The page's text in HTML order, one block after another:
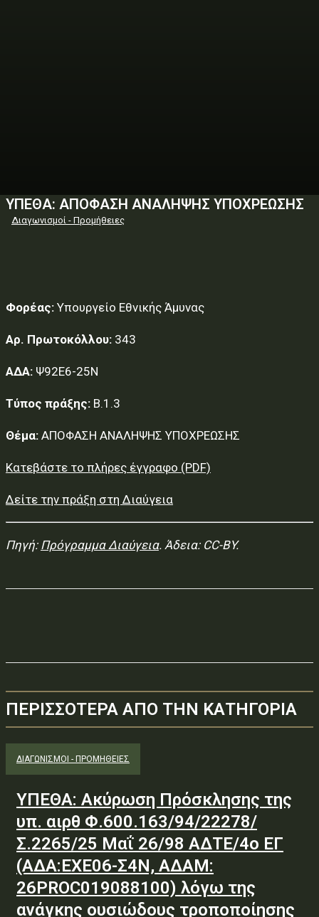
ΥΠΕΘΑ: ΑΠΟΦΑΣΗ ΑΝΑΛΗΨΗΣ ΥΠΟΧΡΕΩΣΗΣ
Διαγωνισμοί - Προμήθειες
Φορέας: Υπουργείο Εθνικής Άμυνας
Αρ. Πρωτοκόλλου: 343
ΑΔΑ: Ψ92Ε6-25Ν
Τύπος πράξης: Β.1.3
Θέμα: ΑΠΟΦΑΣΗ ΑΝΑΛΗΨΗΣ ΥΠΟΧΡΕΩΣΗΣ
Κατεβάστε το πλήρες έγγραφο (PDF)
Δείτε την πράξη στη Διαύγεια
Πηγή: Πρόγραμμα Διαύγεια. Άδεια: CC-BY.
ΠΕΡΙΣΣΟΤΕΡΑ ΑΠΟ ΤΗΝ ΚΑΤΗΓΟΡΙΑ
ΔΙΑΓΩΝΙΣΜΟΊ - ΠΡΟΜΉΘΕΙΕΣ
ΥΠΕΘΑ: Ακύρωση Πρόσκλησης της
υπ. αιρθ Φ.600.163/94/22278/
Σ.2265/25 Μαΐ 26/98 ΑΔΤΕ/4ο ΕΓ
(ΑΔΑ:ΕΧΕ06-Σ4Ν, ΑΔΑΜ:
26PROC019088100) λόγω της
ανάγκης ουσιώδους τροποποίησης